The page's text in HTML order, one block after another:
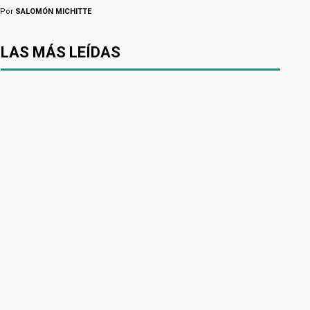
Por SALOMÓN MICHITTE
LAS MÁS LEÍDAS